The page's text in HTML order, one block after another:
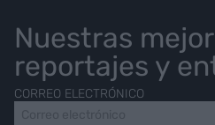
Nuestras
reportajes y
CORREO ELECTRÓNICO